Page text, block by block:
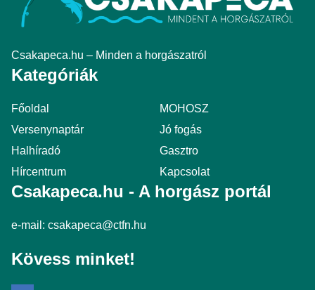
Csakapeca.hu – Minden a horgászatról
Kategóriák
Főoldal
MOHOSZ
Versenynaptár
Jó fogás
Halhíradó
Gasztro
Hírcentrum
Kapcsolat
Csakapeca.hu - A horgász portál
e-mail: csakapeca@ctfn.hu
Kövess minket!